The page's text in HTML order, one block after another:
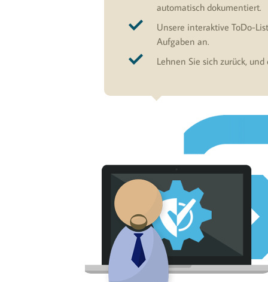
automatisch dokumentiert.
Unsere interaktive ToDo-
Aufgaben an.
Lehnen Sie sich zurück,